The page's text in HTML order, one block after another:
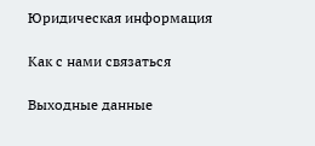
Юридическая информация
Как с нами связаться
Выходные данные